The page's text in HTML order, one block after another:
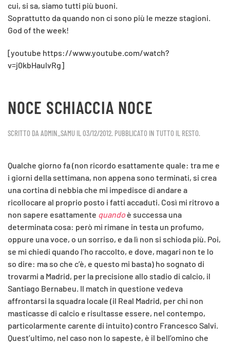
cui, si sa, siamo tutti più buoni.
Soprattutto da quando non ci sono più le mezze stagioni.
God of the week!
[youtube https://www.youtube.com/watch?
v=j0kbHaulvRg]
NOCE SCHIACCIA NOCE
SCRITTO DA ADMIN_SAMU IL03/12/2012. PUBBLICATO IN TUTTO IL RESTO.
Qualche giorno fa (non ricordo esattamente quale: tra me e
i giorni della settimana, non appena sono terminati, si crea
una cortina di nebbia che mi impedisce di andare a
ricollocare al proprio posto i fatti accaduti. Così mi ritrovo a
non sapere esattamente quandoè successa una
determinata cosa: però mi rimane in testa un profumo,
oppure una voce, o un sorriso, e da lì non si schioda più. Poi,
se mi chiedi quando l’ho raccolto, e dove, magari non te lo
so dire: ma so che c’è, e questo mi basta) ho sognato di
trovarmi a Madrid, per la precisione allo stadio di calcio, il
Santiago Bernabeu. Il match in questione vedeva
affrontarsi la squadra locale (il Real Madrid, per chi non
masticasse di calcio e risultasse essere, nel contempo,
particolarmente carente di intuito) contro Francesco Salvi.
Quest’ultimo, nel caso non lo sapeste, è il bell’omino che